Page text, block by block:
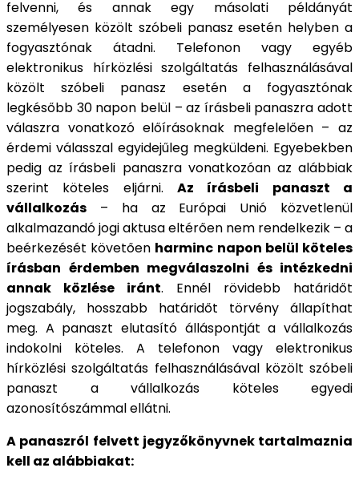
felvenni, és annak egy másolati példányát
személyesen közölt szóbeli panasz esetén helyben a
fogyasztónak átadni. Telefonon vagy egyéb
elektronikus hírközlési szolgáltatás felhasználásával
közölt szóbeli panasz esetén a fogyasztónak
legkésőbb 30 napon belül – az írásbeli panaszra adott
válaszra vonatkozó előírásoknak megfelelően – az
érdemi válasszal egyidejűleg megküldeni. Egyebekben
pedig az írásbeli panaszra vonatkozóan az alábbiak
szerint köteles eljárni. Az írásbeli panaszt a
vállalkozás – ha az Európai Unió közvetlenül
alkalmazandó jogi aktusa eltérően nem rendelkezik – a
beérkezését követően harminc napon belül köteles
írásban érdemben megválaszolni és intézkedni
annak közlése iránt. Ennél rövidebb határidőt
jogszabály, hosszabb határidőt törvény állapíthat
meg. A panaszt elutasító álláspontját a vállalkozás
indokolni köteles. A telefonon vagy elektronikus
hírközlési szolgáltatás felhasználásával közölt szóbeli
panaszt a vállalkozás köteles egyedi
azonosítószámmal ellátni.
A panaszról felvett jegyzőkönyvnek tartalmaznia
kell az alábbiakat: